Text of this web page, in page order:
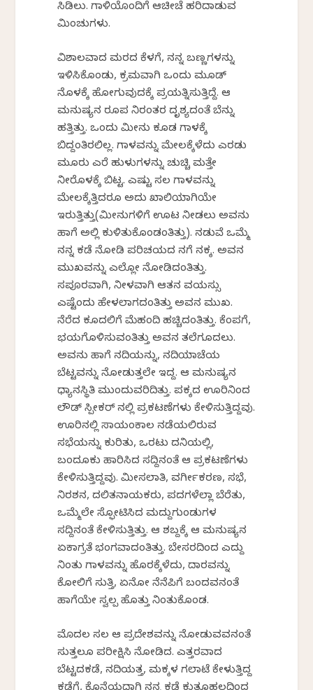
ಸಿಡಿಲು. ಗಾಳಿಯೊಂದಿಗೆ ಆಚೀಚೆ ಹರಿದಾಡುವ
ಮಿಂಚುಗಳು.
ವಿಶಾಲವಾದ ಮರದ ಕೆಳಗೆ, ನನ್ನ ಬಣ್ಣಗಳನ್ನು
ಇಳಿಸಿಕೊಂಡು, ಕ್ರಮವಾಗಿ ಒಂದು ಮೂಡ್
ನೊಳಕ್ಕೆ ಹೋಗುವುದಕ್ಕೆ ಪ್ರಯತ್ನಿಸುತ್ತಿದ್ದೆ. ಆ
ಮನುಷ್ಯನ ರೂಪ ನಿರಂತರ ದೃಶ್ಯದಂತೆ ಬೆನ್ನು
ಹತ್ತಿತ್ತು. ಒಂದು ಮೀನು ಕೂಡ ಗಾಳಕ್ಕೆ
ಬಿದ್ದಂತಿರಲಿಲ್ಲ. ಗಾಳವನ್ನು ಮೇಲಕ್ಕೆಳೆದು ಎರಡು
ಮೂರು ಎರೆ ಹುಳುಗಳನ್ನು ಚುಚ್ಚಿ ಮತ್ತೇ
ನೀರೊಳಕ್ಕೆ ಬಿಟ್ಟ. ಎಷ್ಟು ಸಲ ಗಾಳವನ್ನು
ಮೇಲಕ್ಕೆತ್ತಿದರೂ ಅದು ಖಾಲಿಯಾಗಿಯೇ
ಇರುತ್ತಿತ್ತು(ಮೀನುಗಳಿಗೆ ಊಟ ನೀಡಲು ಅವನು
ಹಾಗೆ ಅಲ್ಲಿ ಕುಳಿತುಕೊಂಡಂತಿತ್ತು). ನಡುವೆ ಒಮ್ಮೆ
ನನ್ನ ಕಡೆ ನೋಡಿ ಪರಿಚಯದ ನಗೆ ನಕ್ಕ. ಅವನ
ಮುಖವನ್ನು ಎಲ್ಲೋ ನೋಡಿದಂತಿತ್ತು.
ಸಪೂರವಾಗಿ, ನೀಳವಾಗಿ ಆತನ ವಯಸ್ಸು
ಎಷ್ಟೆಂದು ಹೇಳಲಾಗದಂತಿತ್ತು ಅವನ ಮುಖ.
ನೆರೆದ ಕೂದಲಿಗೆ ಮೆಹಂದಿ ಹಚ್ಚಿದಂತಿತ್ತು. ಕೆಂಪಗೆ,
ಭಯಗೊಳಿಸುವಂತಿತ್ತು ಅವನ ತಲೆಗೂದಲು.
ಅವನು ಹಾಗೆ ನದಿಯನ್ನು, ನದಿಯಾಚೆಯ
ಬೆಟ್ಟವನ್ನು ನೋಡುತ್ತಲೇ ಇದ್ದ. ಆ ಮನುಷ್ಯನ
ಧ್ಯಾನಸ್ಥಿತಿ ಮುಂದುವರಿದಿತ್ತು. ಪಕ್ಕದ ಊರಿನಿಂದ
ಲೌಡ್ ಸ್ಪೀಕರ್ ನಲ್ಲಿ ಪ್ರಕಟಣೆಗಳು ಕೇಳಿಸುತ್ತಿದ್ದವು.
ಊರಿನಲ್ಲಿ ಸಾಯಂಕಾಲ ನಡೆಯಲಿರುವ
ಸಭೆಯನ್ನು ಕುರಿತು, ಒರಟು ದನಿಯಲ್ಲಿ,
ಬಂದೂಕು ಹಾರಿಸಿದ ಸದ್ದಿನಂತೆ ಆ ಪ್ರಕಟಣೆಗಳು
ಕೇಳಿಸುತ್ತಿದ್ದವು. ಮೀಸಲಾತಿ, ವರ್ಗೀಕರಣ, ಸಭೆ,
ನಿರಶನ, ದಲಿತನಾಯಕರು, ಪದಗಳೆಲ್ಲಾ ಬೆರೆತು,
ಒಮ್ಮೆಲೇ ಸ್ಫೋಟಿಸಿದ ಮದ್ದುಗುಂಡುಗಳ
ಸದ್ದಿನಂತೆ ಕೇಳಿಸುತ್ತಿತ್ತು. ಆ ಶಬ್ದಕ್ಕೆ ಆ ಮನುಷ್ಯನ
ಏಕಾಗ್ರತೆ ಭಂಗವಾದಂತಿತ್ತು. ಬೇಸರದಿಂದ ಎದ್ದು
ನಿಂತು ಗಾಳವನ್ನು ಹೊರಕ್ಕೆಳೆದು, ದಾರವನ್ನು
ಕೋಲಿಗೆ ಸುತ್ತಿ, ಏನೋ ನೆನೆಪಿಗೆ ಬಂದವನಂತೆ
ಹಾಗೆಯೇ ಸ್ವಲ್ಪ ಹೊತ್ತು ನಿಂತುಕೊಂಡ.
ಮೊದಲ ಸಲ ಆ ಪ್ರದೇಶವನ್ನು ನೋಡುವವನಂತೆ
ಸುತ್ತಲೂ ಪರೀಕ್ಷಿಸಿ ನೋಡಿದ. ಎತ್ತರವಾದ
ಬೆಟ್ಟದಕಡೆ, ನದಿಯತ್ತ, ಮಕ್ಕಳ ಗಲಾಟೆ ಕೇಳುತ್ತಿದ್ದ